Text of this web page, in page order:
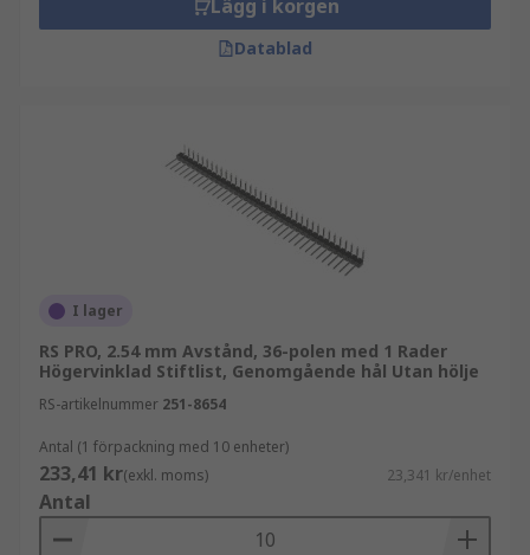
Lägg i korgen
Datablad
I lager
RS PRO, 2.54 mm Avstånd, 36-polen med 1 Rader
Högervinklad Stiftlist, Genomgående hål Utan hölje
RS-artikelnummer 251-8654
Antal (1 förpackning med 10 enheter)
233,41 kr(exkl. moms) 23,341 kr/enhet
Antal